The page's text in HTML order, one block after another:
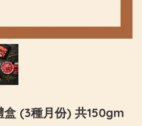
盒 (3種月份) 共150gm